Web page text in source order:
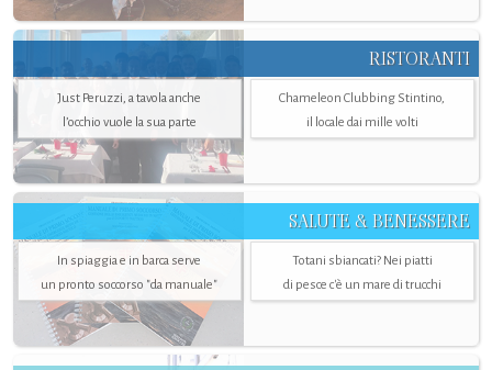
RISTORANTI
Just Peruzzi, a tavola anche
l’occhio vuole la sua parte
Chameleon Clubbing Stintino,
il locale dai mille volti
SALUTE & BENESSERE
In spiaggia e in barca serve
un pronto soccorso "da manuale"
Totani sbiancati? Nei piatti
di pesce c'è un mare di trucchi